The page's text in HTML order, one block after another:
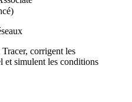
corrigent les
et simulent les conditions